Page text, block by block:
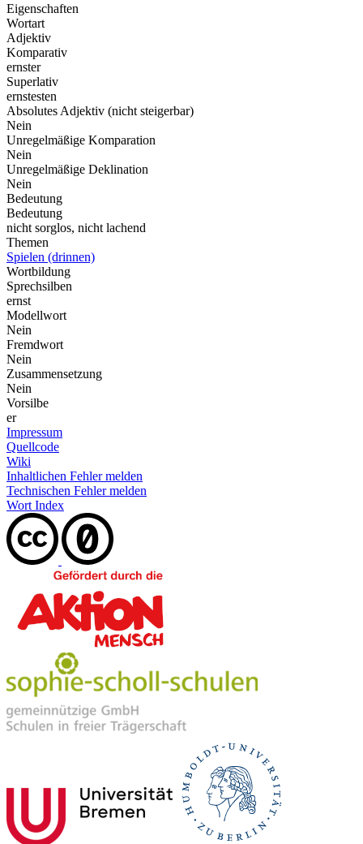
Eigenschaften
Wortart
Adjektiv
Komparativ
ernster
Superlativ
ernstesten
Absolutes Adjektiv (nicht steigerbar)
Nein
Unregelmäßige Komparation
Nein
Unregelmäßige Deklination
Nein
Bedeutung
Bedeutung
nicht sorglos, nicht lachend
Themen
Spielen (drinnen)
Wortbildung
Sprechsilben
ernst
Modellwort
Nein
Fremdwort
Nein
Zusammensetzung
Nein
Vorsilbe
er
Impressum
Quellcode
Wiki
Inhaltlichen Fehler melden
Technischen Fehler melden
Wort Index